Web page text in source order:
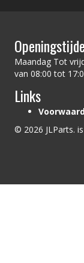
Maandag Tot
van 08:00 tot
Links
© 2026 JLParts.